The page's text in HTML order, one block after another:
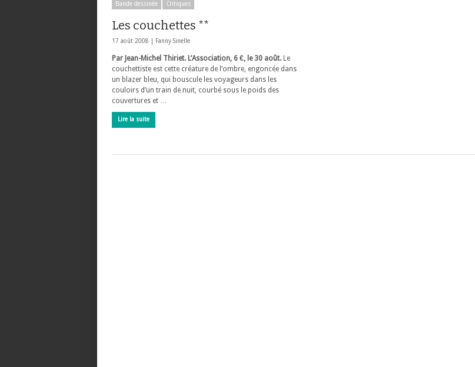
Bande dessinée Critiques
Les couchettes **
17 août 2008 | Fanny Sinelle
Par Jean-Michel Thiriet. L’Association, 6 €, le 30 août. Le
couchettiste est cette créature de l’ombre, engoncée dans
un blazer bleu, qui bouscule les voyageurs dans les
couloirs d’un train de nuit, courbé sous le poids des
couvertures et …
Lire la suite